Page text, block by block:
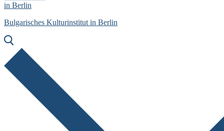
Bulgarisches Kulturinstitut in Berlin